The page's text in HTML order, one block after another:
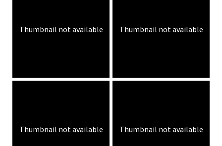
Thumbnail not available Thumbnail not available
Thumbnail not available Thumbnail not available